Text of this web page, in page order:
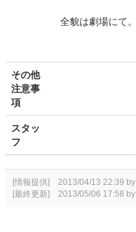
全貌は劇場にて。
その他
注意事
項
スタッ
フ
[情報提供] 2013/04/13 22:39 by
[最終更新] 2013/05/06 17:58 by